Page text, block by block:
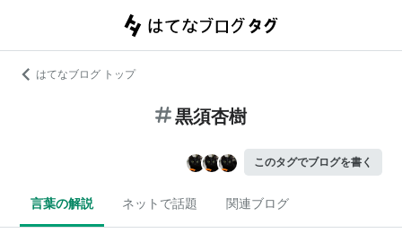
はてなブログ トップ
黒須杏樹
このタグでブログを書く
言葉の解説 ネットで話題 関連ブログ